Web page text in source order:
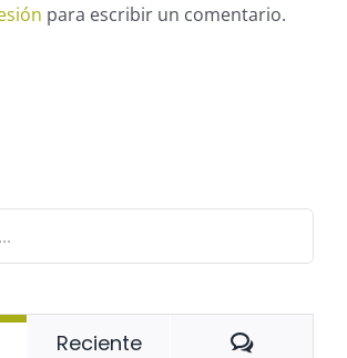
para escribir un comentario.
Reciente